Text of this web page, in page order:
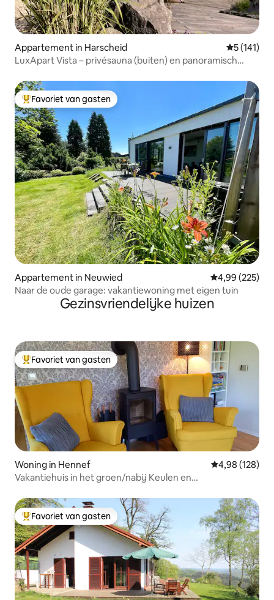
Appartement in Harscheid
5 (141)
LuxApart Vista – privésauna (buiten) en panoramisch
Topfavoriet van gasten
Favoriet van gasten
Appartement in Neuwied Gemiddelde
4,99 (225)
Naar de oude garage: vakantiewoning met eigen tuin
Gezinsvriendelijke huizen
Topfavoriet van gasten
Favoriet van gasten
Woning in Hennef Gemiddelde
4,98 (128)
Vakantiehuis in het groen/nabij Keulen en
Topfavoriet van gasten
Favoriet van gasten